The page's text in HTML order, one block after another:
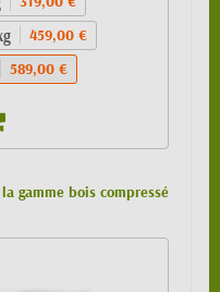
459,00 €
589,00 €
gamme bois compressé